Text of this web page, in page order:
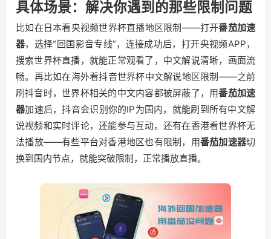
具体场景：解决你遇到的那些限制问题
比如在日本看央视频世界杯直播地区限制——打开番茄加速
器，选择“回国影音专线”，连接成功后，打开央视频APP，
搜索世界杯直播，就能正常观看了，中文解说清晰，画面流
畅。再比如在海外看抖音世界杯中文解说地区限制——之前
刷抖音时，世界杯相关的中文内容都被屏蔽了，用番茄加速
器加速后，抖音会识别你的IP为国内，就能刷到所有中文解
说视频和实时评论，还能参与互动。还有在香港看世界杯无
法播放——有些平台对香港地区也有限制，用番茄加速器切
换到国内节点，就能突破限制，正常播放直播。